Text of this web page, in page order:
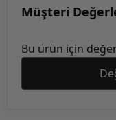
Müşteri
Bu ürün için